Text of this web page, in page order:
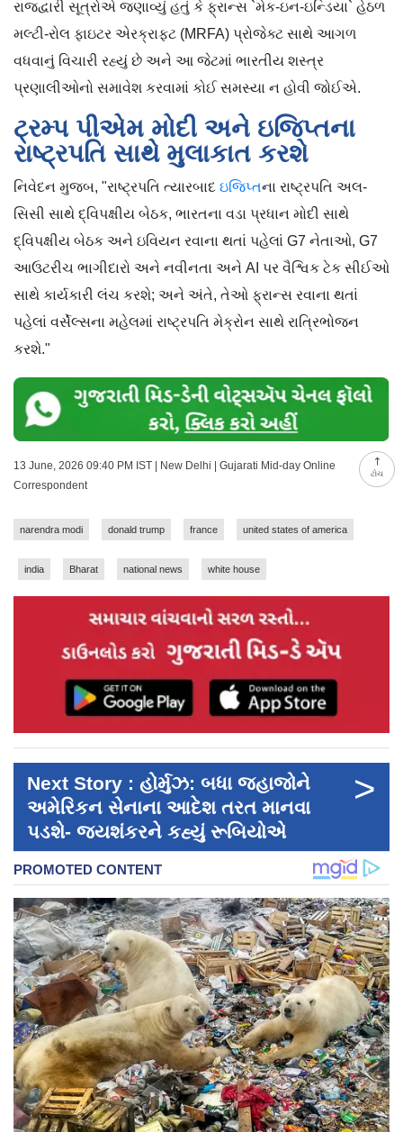
ટોચ
રાજદ્વારી સૂત્રોએ જણાવ્યું હતું કે ફ્રાન્સ `મેક-ઇન-ઇન્ડિયા` હેઠળ
મલ્ટી-રોલ ફાઇટર એરક્રાફ્ટ (MRFA) પ્રોજેક્ટ સાથે આગળ
વધવાનું વિચારી રહ્યું છે અને આ જેટમાં ભારતીય શસ્ત્ર
પ્રણાલીઓનો સમાવેશ કરવામાં કોઈ સમસ્યા ન હોવી જોઈએ.
ટ્રમ્પ પીએમ મોદી અને ઇજિપ્તના
રાષ્ટ્રપતિ સાથે મુલાકાત કરશે
નિવેદન મુજબ, "રાષ્ટ્રપતિ ત્યારબાદ ઇજિપ્તના રાષ્ટ્રપતિ અલ-
સિસી સાથે દ્વિપક્ષીય બેઠક, ભારતના વડા પ્રધાન મોદી સાથે
દ્વિપક્ષીય બેઠક અને ઇવિયન રવાના થતાં પહેલાં G7 નેતાઓ, G7
આઉટરીચ ભાગીદારો અને નવીનતા અને AI પર વૈશ્વિક ટેક સીઈઓ
સાથે કાર્યકારી લંચ કરશે; અને અંતે, તેઓ ફ્રાન્સ રવાના થતાં
પહેલાં વર્સેલ્સના મહેલમાં રાષ્ટ્રપતિ મેક્રોન સાથે રાત્રિભોજન
કરશે."
13 June, 2026 09:40 PM IST | New Delhi | Gujarati Mid-day Online
Correspondent
narendra modi donald trump france united states of america
india Bharat national news white house
Next Story : હોર્મુઝ: બધા જહાજોને
અમેરિકન સેનાના આદેશ તરત માનવા
પડશે- જયશંકરને કહ્યું રૂબિયોએ
>